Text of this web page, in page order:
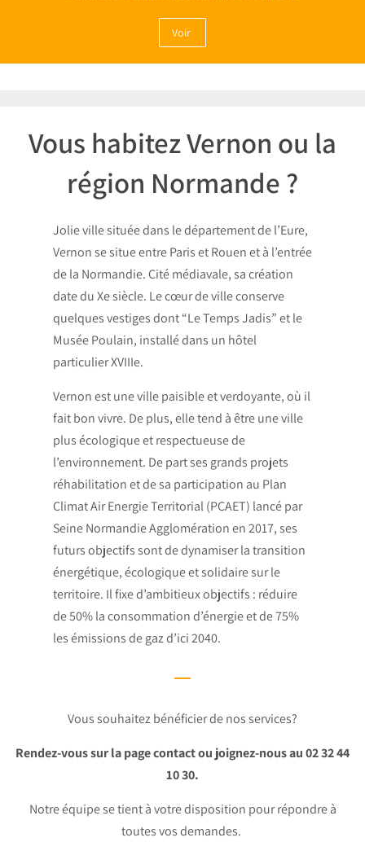
Voir
Vous habitez Vernon ou la
région Normande ?​
Jolie ville située dans le département de l’Eure,
Vernon se situe entre Paris et Rouen et à l’entrée
de la Normandie. Cité médiavale, sa création
date du Xe siècle. Le cœur de ville conserve
quelques vestiges dont “Le Temps Jadis” et le
Musée Poulain, installé dans un hôtel
particulier XVIIIe.
Vernon est une ville paisible et verdoyante, où il
fait bon vivre. De plus, elle tend à être une ville
plus écologique et respectueuse de
l’environnement. De part ses grands projets
réhabilitation et de sa participation au Plan
Climat Air Energie Territorial (PCAET) lancé par
Seine Normandie Agglomération en 2017, ses
futurs objectifs sont de dynamiser la transition
énergétique, écologique et solidaire sur le
territoire. Il fixe d’ambitieux objectifs : réduire
de 50% la consommation d’énergie et de 75%
les émissions de gaz d’ici 2040.
Vous souhaitez bénéficier de nos services?
Rendez-vous sur la page contact ou joignez-nous au 02 32 44
10 30.
Notre équipe se tient à votre disposition pour répondre à
toutes vos demandes.